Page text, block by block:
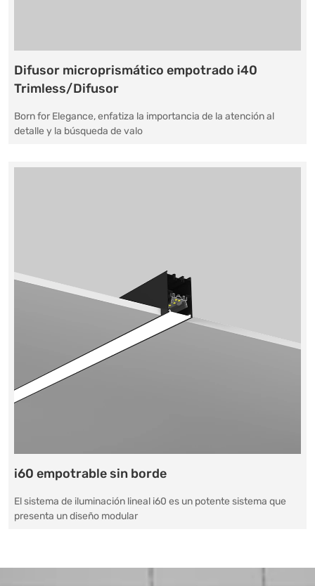
Difusor microprismático empotrado i40
Trimless/Difusor
Born for Elegance, enfatiza la importancia de la atención al
detalle y la búsqueda de valo
i60 empotrable sin borde
El sistema de iluminación lineal i60 es un potente sistema que
presenta un diseño modular